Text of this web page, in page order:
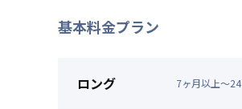
基本料金プラン
ロング 7ヶ月以上～24